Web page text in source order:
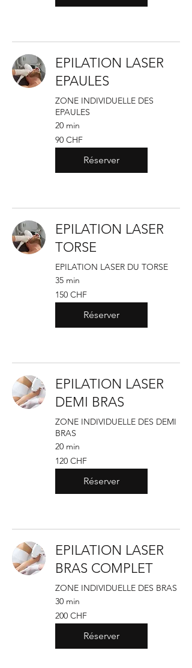
EPILATION LASER
EPAULES
ZONE INDIVIDUELLE DES
EPAULES
20 min
90
francs
suisses
90 CHF
Réserver
EPILATION LASER
TORSE
EPILATION LASER DU TORSE
35 min
150
francs
suisses
150 CHF
Réserver
EPILATION LASER
DEMI BRAS
ZONE INDIVIDUELLE DES DEMI
BRAS
20 min
120
francs
suisses
120 CHF
Réserver
EPILATION LASER
BRAS COMPLET
ZONE INDIVIDUELLE DES BRAS
30 min
200
francs
suisses
200 CHF
Réserver